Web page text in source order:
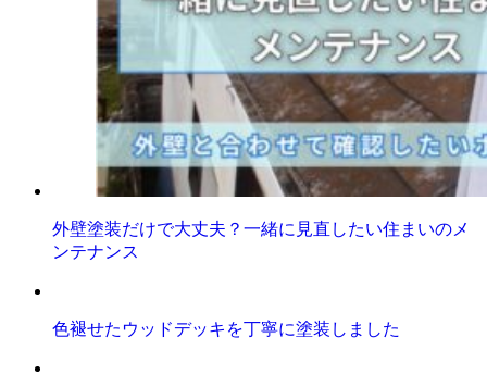
外壁塗装だけで大丈夫？一緒に見直したい住まいのメ
ンテナンス
色褪せたウッドデッキを丁寧に塗装しました